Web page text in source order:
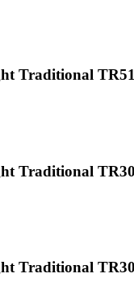
Traditional
Traditional
Traditional